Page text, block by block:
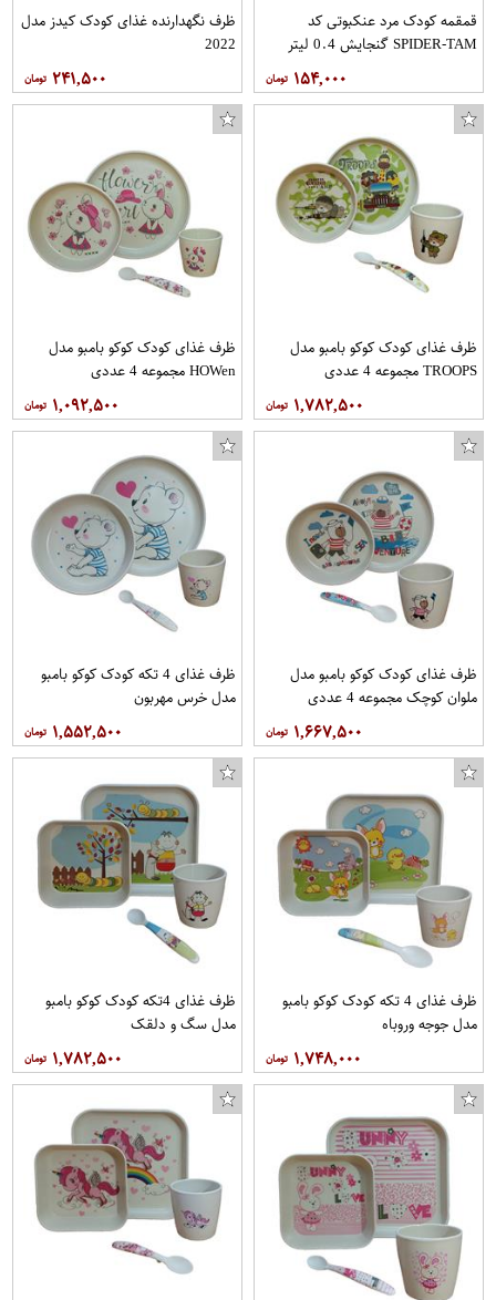
قمقمه کودک مرد عنکبوتی کد
SPIDER-TAM گنجایش 0.4 لیتر
۱۵۴,۰۰۰
ظرف نگهدارنده غذای کودک کیدز مدل
2022
۲۴۱,۵۰۰
ظرف غذای کودک کوکو بامبو مدل
TROOPS مجموعه 4 عددی
۱,۷۸۲,۵۰۰
ظرف غذای کودک کوکو بامبو مدل
HOWen مجموعه 4 عددی
۱,۰۹۲,۵۰۰
ظرف غذای کودک کوکو بامبو مدل
ملوان کوچک مجموعه 4 عددی
۱,۶۶۷,۵۰۰
ظرف غذای 4 تکه کودک کوکو بامبو
مدل خرس مهربون
۱,۵۵۲,۵۰۰
ظرف غذای 4 تکه کودک کوکو بامبو
مدل جوجه وروباه
۱,۷۴۸,۰۰۰
ظرف غذای 4تکه کودک کوکو بامبو
مدل سگ و دلقک
۱,۷۸۲,۵۰۰